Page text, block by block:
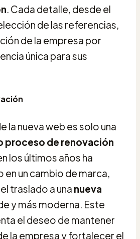
. Cada detalle, desde el
de las referencias,
de la empresa por
única para sus
la nueva web es solo una
proceso de renovación
los últimos años ha
en un cambio de marca,
traslado a una nueva
y más moderna. Este
el deseo de mantener
la empresa y fortalecer el